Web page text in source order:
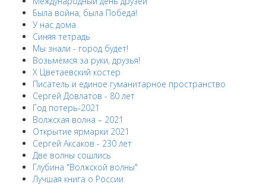
Была война, была Победа!
У нас дома
Синяя тетрадь
Мы знали - город будет!
Возьмёмся за руки, друзья!
X Цветаевский костер
Писатель и единое гуманитарное пространство
Сергей Довлатов - 80 лет
Год потерь-2021
Волжская волна – 2021
Открытие ярмарки 2021
Сергей Аксаков - 230 лет
Две волны сошлись
Глубина "Волжской волны"
Лучшая книга о России